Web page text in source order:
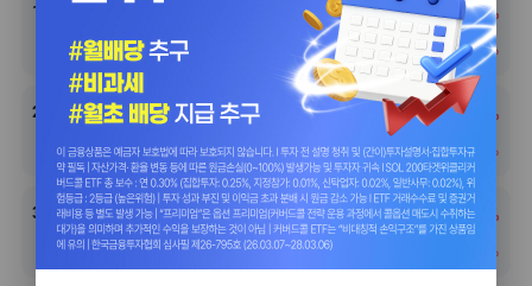
1 11.58%
현재가 1,137 1,134 10.51%
2 KODEX 2차전지산업레버리지 10.92%
현재가 965 iNAV 965 11.09%
3 SOL SK하이닉스선물단일종목인버스2X 10.14%
현재가 11,020 iNAV 11,004 10.86%